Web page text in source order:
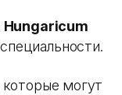
Hungaricum
могут